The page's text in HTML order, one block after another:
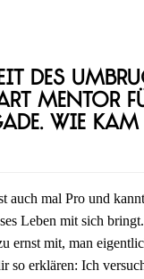
des
Mentor
Wie kam
auch mal Pro und
Leben mit sich
ernst mit, man
so erklären: Ich